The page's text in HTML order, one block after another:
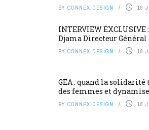
BY CONNEX DESIGN 19
INTERVIEW
Djama Directeur Général
BY CONNEX DESIGN 18
GEA : quand la
des femmes et
BY CONNEX DESIGN 18